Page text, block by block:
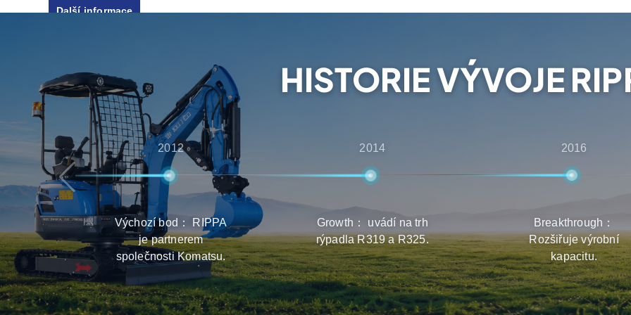
HISTORIE VÝVOJE
2012
Výchozí bod： RIPPA
je partnerem
společnosti Komatsu.
2014
Growth： uvádí na trh
rýpadla R319 a R325.
2016
Breakthrough：
Rozšiřuje výrobní
kapacitu.